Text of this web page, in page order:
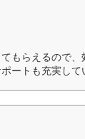
もらえるので
ートも充実して